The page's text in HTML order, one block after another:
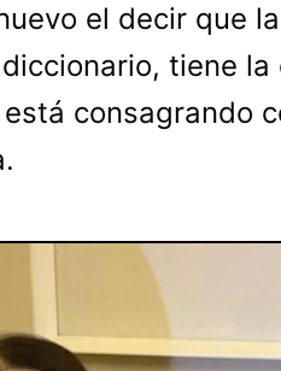
el decir que
tiene la
consagrando